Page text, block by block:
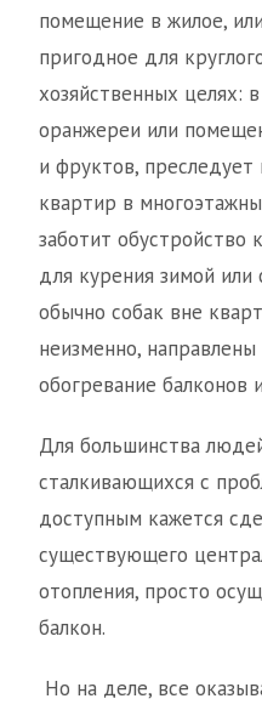
помещение в жилое,
пригодное для
хозяйственных целях:
оранжереи или
и фруктов, преследует
квартир в
заботит обустройство
для курения зимой
обычно собак вне
неизменно,
обогревание балконов
Для большинства
сталкивающихся с
доступным кажется
существующего
отопления, просто
балкон.
Но на деле, все